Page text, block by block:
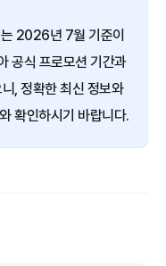
2026년 7월 기준이
공식 프로모션 기간과
, 정확한 최신 정보와
확인하시기 바랍니다.